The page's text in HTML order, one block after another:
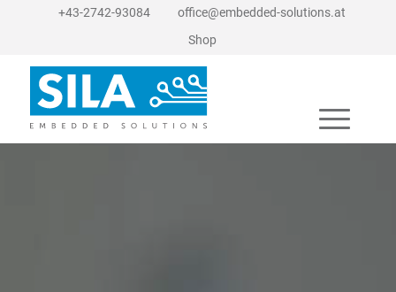
+43-2742-93084
office@embedded-solutions.at
Shop